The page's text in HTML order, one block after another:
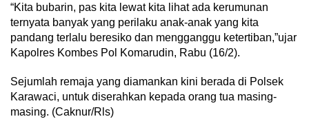
“Kita bubarin, pas kita lewat kita lihat ada kerumunan
ternyata banyak yang perilaku anak-anak yang kita
pandang terlalu beresiko dan mengganggu ketertiban,”ujar
Kapolres Kombes Pol Komarudin, Rabu (16/2).
Sejumlah remaja yang diamankan kini berada di Polsek
Karawaci, untuk diserahkan kepada orang tua masing-
masing. (Caknur/Rls)